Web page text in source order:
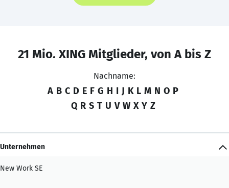
21 Mio. XING Mitglieder, von A bis Z
Nachname:
A B C D E F G H I J K L M N O P
Q R S T U V W X Y Z
Unternehmen
New Work SE